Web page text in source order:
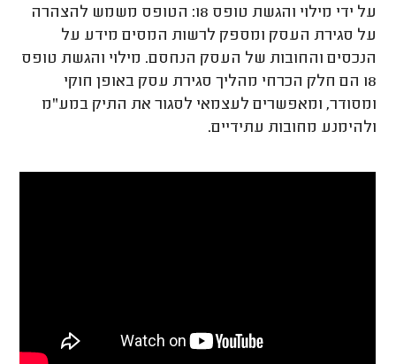
על ידי מילוי והגשת טופס 18: הטופס משמש להצהרה
על סגירת העסק ומספק לרשות המסים מידע על
הנכסים והחובות של העסק הנחסם. מילוי והגשת טופס
18 הם חלק הכרחי מהליך סגירת עסק באופן חוקי
ומסודר, ומאפשרים לעצמאי לסגור את התיק במע"מ
ולהימנע מחובות עתידיים.